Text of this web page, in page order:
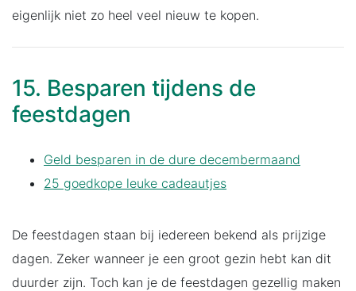
eigenlijk niet zo heel veel nieuw te kopen.
15. Besparen tijdens de
feestdagen
Geld besparen in de dure decembermaand
25 goedkope leuke cadeautjes
De feestdagen staan bij iedereen bekend als prijzige
dagen. Zeker wanneer je een groot gezin hebt kan dit
duurder zijn. Toch kan je de feestdagen gezellig maken